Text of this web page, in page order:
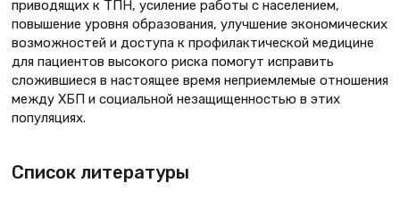
приводящих к ТПН, усиление работы с населением,
повышение уровня образования, улучшение экономических
возможностей и доступа к профилактической медицине
для пациентов высокого риска помогут исправить
сложившиеся в настоящее время неприемлемые отношения
между ХБП и социальной незащищенностью в этих
популяциях.
Список литературы